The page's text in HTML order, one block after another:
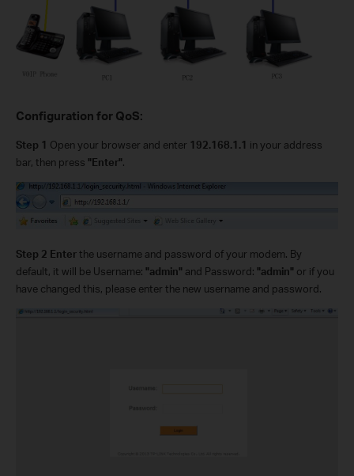
Configuration for QoS:
Step 1 Open your browser and enter 192.168.1.1 in your address
bar, then press "Enter".
Step 2 Enterthe username and password of your modem. By
default, it will be Username: "admin" and Password: "admin" or if you
have changed this, please enter the new username and password.